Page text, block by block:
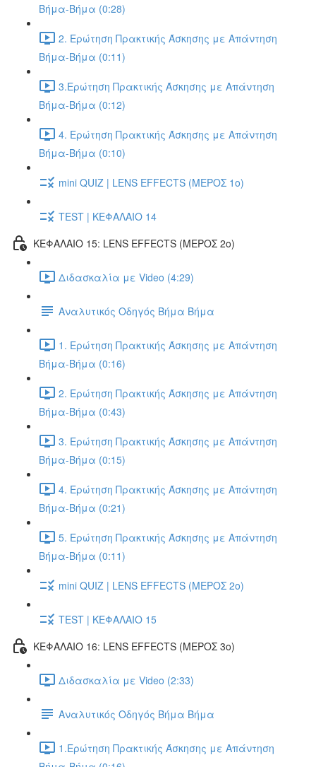
Βήμα-Βήμα (0:28)
2. Ερώτηση Πρακτικής Άσκησης με Απάντηση
Βήμα-Βήμα (0:11)
3.Ερώτηση Πρακτικής Άσκησης με Απάντηση
Βήμα-Βήμα (0:12)
4. Ερώτηση Πρακτικής Άσκησης με Απάντηση
Βήμα-Βήμα (0:10)
mini QUIZ | LENS EFFECTS (ΜΕΡΟΣ 1ο)
TEST | ΚΕΦΑΛΑΙΟ 14
ΚΕΦΑΛΑΙΟ 15: LENS EFFECTS (ΜΕΡΟΣ 2o)
Διδασκαλία με Video (4:29)
Αναλυτικός Οδηγός Βήμα Βήμα
1. Ερώτηση Πρακτικής Άσκησης με Απάντηση
Βήμα-Βήμα (0:16)
2. Ερώτηση Πρακτικής Άσκησης με Απάντηση
Βήμα-Βήμα (0:43)
3. Ερώτηση Πρακτικής Άσκησης με Απάντηση
Βήμα-Βήμα (0:15)
4. Ερώτηση Πρακτικής Άσκησης με Απάντηση
Βήμα-Βήμα (0:21)
5. Ερώτηση Πρακτικής Άσκησης με Απάντηση
Βήμα-Βήμα (0:11)
mini QUIZ | LENS EFFECTS (ΜΕΡΟΣ 2o)
TEST | ΚΕΦΑΛΑΙΟ 15
ΚΕΦΑΛΑΙΟ 16: LENS EFFECTS (ΜΕΡΟΣ 3o)
Διδασκαλία με Video (2:33)
Αναλυτικός Οδηγός Βήμα Βήμα
1.Ερώτηση Πρακτικής Άσκησης με Απάντηση